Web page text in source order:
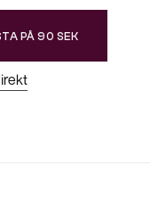
PÅ 90 SEK